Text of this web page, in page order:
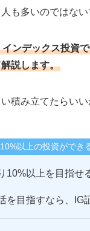
も多いのではない
ンデックス投資
説します。
積み立てたらい
以上の投資ができ
10%以上を目指せ
を目指すなら、IG